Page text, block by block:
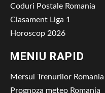
Coduri Postale Romania
Clasament Liga 1
Horoscop 2026
MENIU RAPID
Mersul Trenurilor Romania
Prognoza meteo Romania